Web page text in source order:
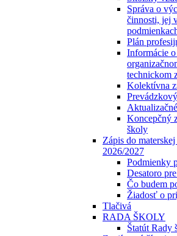
Správa o
činnosti, jej
Plán
Informácie
technickom
Kolektívna
Koncepčný
školy
Zápis do
2026/2027
Podmienky
Desatoro
Čo budem
Žiadosť o
Tlačivá
RADA ŠKOLY
Štatút Rady